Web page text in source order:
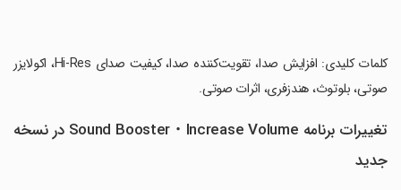
‏کلمات کلیدی: افزایش صدا، تقویت‌کننده صدا، کیفیت صدای Hi-Res، اکولایزر
صوتی، بلوتوث، هندزفری، اثرات صوتی.
تغییرات برنامه Sound Booster・Increase Volume در نسخه
جدید